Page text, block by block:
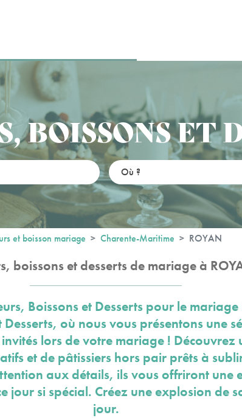
BOISSONS ET
et boisson mariage Charente-Maritime ROYAN
boissons et desserts de mariage à
Boissons et Desserts pour le
où nous vous présentons une
lors de votre mariage ! Découvrez
et de pâtissiers hors pair prêts à
aux détails, ils vous offriront une
jour si spécial. Créez une explosion de
jour.